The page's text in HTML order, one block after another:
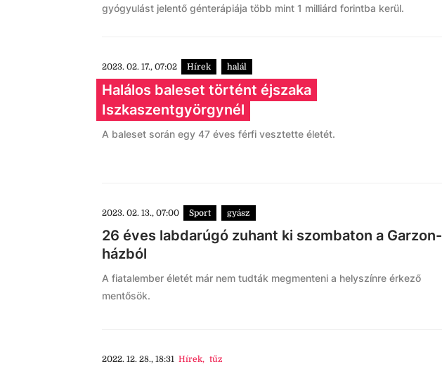
gyógyulást jelentő génterápiája több mint 1 milliárd forintba kerül.
2023. 02. 17., 07:02 Hírek halál
Halálos baleset történt éjszaka
Iszkaszentgyörgynél
A baleset során egy 47 éves férfi vesztette életét.
2023. 02. 13., 07:00 Sport gyász
26 éves labdarúgó zuhant ki szombaton a Garzon-
házból
A fiatalember életét már nem tudták megmenteni a helyszínre érkező
mentősök.
2022. 12. 28., 18:31 Hírek, tűz